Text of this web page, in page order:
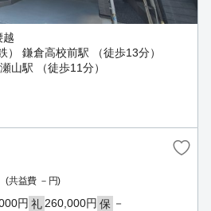
越
） 鎌倉高校前駅 （徒歩13分）
山駅 （徒歩11分）
(共益費 －円)
円 礼 260,000円 保 －